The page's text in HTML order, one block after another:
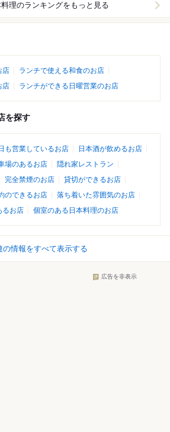
理のランキングをもっと見る
店
ランチで使える和食のお店
店
ランチができる日曜営業のお店
を探す
も営業しているお店
日本酒が飲めるお店
場のあるお店
隠れ家レストラン
完全禁煙のお店
貸切ができるお店
のできるお店
落ち着いた雰囲気のお店
るお店
個室のある日本料理のお店
の情報をすべて表示する
広告を非表示